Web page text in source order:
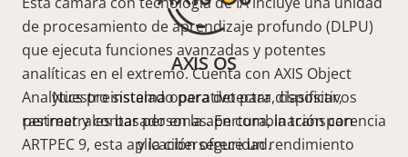
de procesamiento de aprendizaje profundo (DLPU)
que ejecuta funciones avanzadas y potentes
analíticas en el extremo. Cuenta con AXIS Object
Analytics preinstalado para detectar, clasificar,
rastrear y contar personas. En combinación con
ARTPEC 9, esta aplicación ofrece un rendimiento
AXIS OS
Nuestro sistema operativo para dispositivos
perimetrales basado en la apertura, la transparencia
y la ciberseguridad.